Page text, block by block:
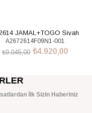
JAMAL+TOGO Siyah
Sneakers Ayakkabı
A2672614F09N1-001
₺4.920,00
₺9.045,00
İlk Sizin Haberiniz